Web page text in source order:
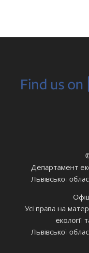
Департамент
Львівської
Усі права на
екології
Львівської